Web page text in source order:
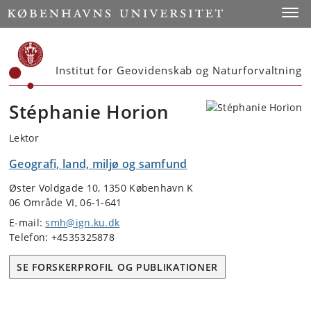
Start
Institut for Geovidenskab og Naturforvaltning
Stéphanie Horion
Lektor
Geografi, land, miljø og samfund
Øster Voldgade 10, 1350 København K
06 Område VI, 06-1-641
E-mail:smh@ign.ku.dk
Telefon: +4535325878
SE FORSKERPROFIL OG PUBLIKATIONER